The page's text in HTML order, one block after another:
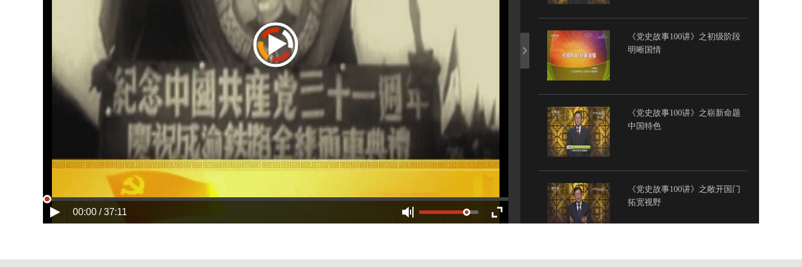
00:00 / 37:11
《党史故事100讲》之初级阶段
明晰国情
《党史故事100讲》之崭新命题
中国特色
《党史故事100讲》之敞开国门
拓宽视野